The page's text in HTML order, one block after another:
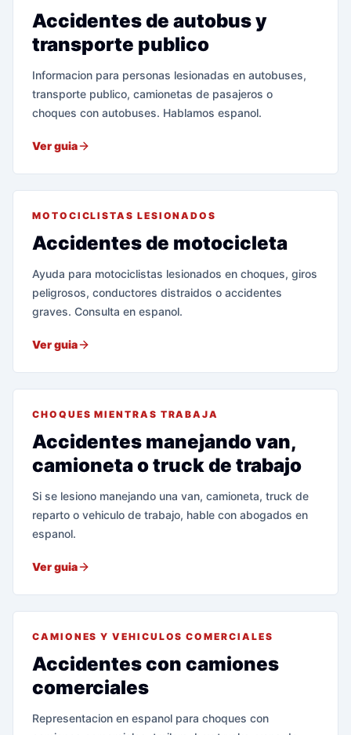
Accidentes de autobus y
transporte publico
Informacion para personas lesionadas en autobuses,
transporte publico, camionetas de pasajeros o
choques con autobuses. Hablamos espanol.
Ver guia
MOTOCICLISTAS LESIONADOS
Accidentes de motocicleta
Ayuda para motociclistas lesionados en choques, giros
peligrosos, conductores distraidos o accidentes
graves. Consulta en espanol.
Ver guia
CHOQUES MIENTRAS TRABAJA
Accidentes manejando van,
camioneta o truck de trabajo
Si se lesiono manejando una van, camioneta, truck de
reparto o vehiculo de trabajo, hable con abogados en
espanol.
Ver guia
CAMIONES Y VEHICULOS COMERCIALES
Accidentes con camiones
comerciales
Representacion en espanol para choques con